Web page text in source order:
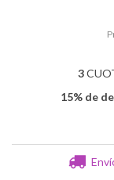
3
15% de